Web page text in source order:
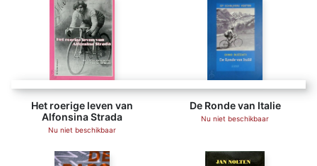
Het roerige leven van
Alfonsina Strada
Nu niet beschikbaar
De Ronde van Italie
Nu niet beschikbaar